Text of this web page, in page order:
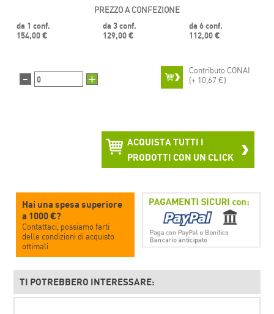
PREZZO A CONFEZIONE
da 1 conf.
154,00 €
da 3 conf.
129,00 €
da 6 conf.
112,00 €
- +
Contributo CONAI
(+ 10,67 €)
ACQUISTA TUTTI I
PRODOTTI CON UN CLICK
Hai una spesa superiore
a 1000 €?
Contattaci, possiamo farti
delle condizioni di acquisto
ottimali
TI POTREBBERO INTERESSARE: